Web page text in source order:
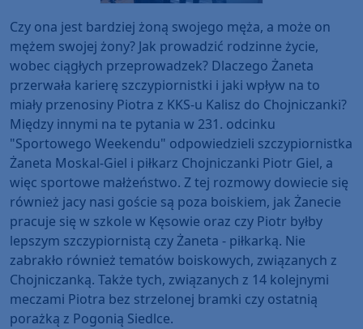
Czy ona jest bardziej żoną swojego męża, a może on
mężem swojej żony? Jak prowadzić rodzinne życie,
wobec ciągłych przeprowadzek? Dlaczego Żaneta
przerwała karierę szczypiornistki i jaki wpływ na to
miały przenosiny Piotra z KKS-u Kalisz do Chojniczanki?
Między innymi na te pytania w 231. odcinku
"Sportowego Weekendu" odpowiedzieli szczypiornistka
Żaneta Moskal-Giel i piłkarz Chojniczanki Piotr Giel, a
więc sportowe małżeństwo. Z tej rozmowy dowiecie się
również jacy nasi goście są poza boiskiem, jak Żanecie
pracuje się w szkole w Kęsowie oraz czy Piotr byłby
lepszym szczypiornistą czy Żaneta - piłkarką. Nie
zabrakło również tematów boiskowych, związanych z
Chojniczanką. Także tych, związanych z 14 kolejnymi
meczami Piotra bez strzelonej bramki czy ostatnią
porażką z Pogonią Siedlce.